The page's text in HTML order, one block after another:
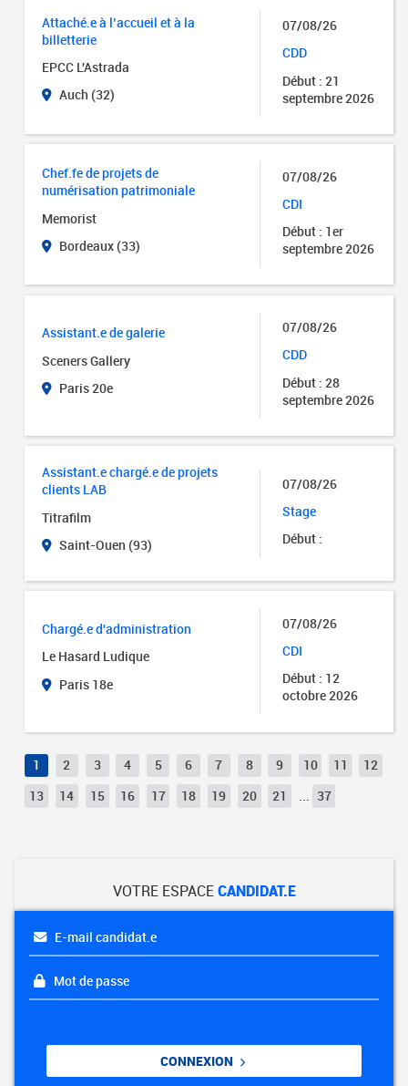
Attaché.e à l’accueil et à la
billetterie
EPCC L'Astrada
Auch (32)
07/08/26
CDD
Début : 21
septembre 2026
Chef.fe de projets de
numérisation patrimoniale
Memorist
Bordeaux (33)
07/08/26
CDI
Début : 1er
septembre 2026
Assistant.e de galerie
Sceners Gallery
Paris 20e
07/08/26
CDD
Début : 28
septembre 2026
Assistant.e chargé.e de projets
clients LAB
Titrafilm
Saint-Ouen (93)
07/08/26
Stage
Début :
Chargé.e d'administration
Le Hasard Ludique
Paris 18e
07/08/26
CDI
Début : 12
octobre 2026
1 2 3 4 5 6 7 8 9 10 11
12
13
14 15 16 17 18 19 20 21 ... 37
VOTRE ESPACECANDIDAT.E
E-mail candidat.e
Mot de passe
CONNEXION